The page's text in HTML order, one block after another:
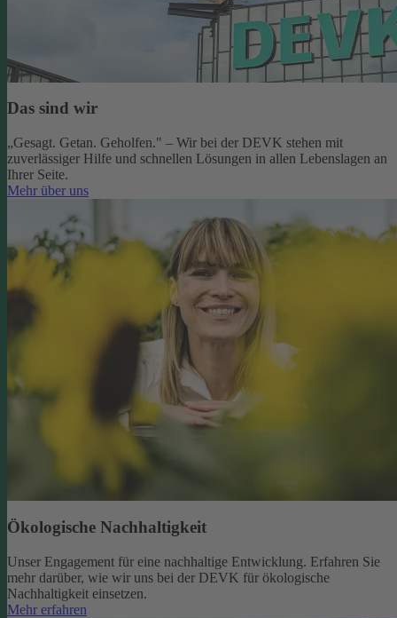
Das sind wir
„Gesagt. Getan. Geholfen." – Wir bei der DEVK stehen mit
zuverlässiger Hilfe und schnellen Lösungen in allen Lebenslagen an
Ihrer Seite.
Mehr über uns
Ökologische Nachhaltigkeit
Unser Engagement für eine nachhaltige Entwicklung. Erfahren Sie
mehr darüber, wie wir uns bei der DEVK für ökologische
Nachhaltigkeit einsetzen.
Mehr erfahren